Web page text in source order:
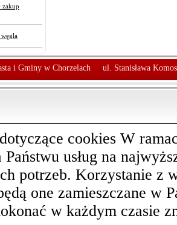
zakup
i Gminy w Chorzelach ul. Stanisława
cookies W
Państwu usług na
potrzeb. Korzystanie z
one zamieszczane w
w każdym czasie